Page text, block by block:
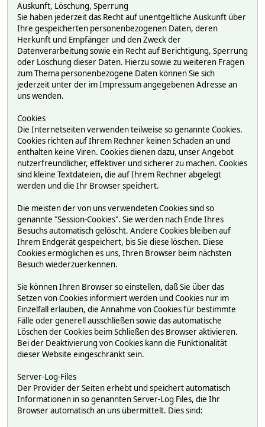
Auskunft, Löschung, Sperrung
Sie haben jederzeit das Recht auf unentgeltliche Auskunft über
Ihre gespeicherten personenbezogenen Daten, deren
Herkunft und Empfänger und den Zweck der
Datenverarbeitung sowie ein Recht auf Berichtigung, Sperrung
oder Löschung dieser Daten. Hierzu sowie zu weiteren Fragen
zum Thema personenbezogene Daten können Sie sich
jederzeit unter der im Impressum angegebenen Adresse an
uns wenden.
Cookies
Die Internetseiten verwenden teilweise so genannte Cookies.
Cookies richten auf Ihrem Rechner keinen Schaden an und
enthalten keine Viren. Cookies dienen dazu, unser Angebot
nutzerfreundlicher, effektiver und sicherer zu machen. Cookies
sind kleine Textdateien, die auf Ihrem Rechner abgelegt
werden und die Ihr Browser speichert.
Die meisten der von uns verwendeten Cookies sind so
genannte "Session-Cookies". Sie werden nach Ende Ihres
Besuchs automatisch gelöscht. Andere Cookies bleiben auf
Ihrem Endgerät gespeichert, bis Sie diese löschen. Diese
Cookies ermöglichen es uns, Ihren Browser beim nächsten
Besuch wiederzuerkennen.
Sie können Ihren Browser so einstellen, daß Sie über das
Setzen von Cookies informiert werden und Cookies nur im
Einzelfall erlauben, die Annahme von Cookies für bestimmte
Fälle oder generell ausschließen sowie das automatische
Löschen der Cookies beim Schließen des Browser aktivieren.
Bei der Deaktivierung von Cookies kann die Funktionalität
dieser Website eingeschränkt sein.
Server-Log-Files
Der Provider der Seiten erhebt und speichert automatisch
Informationen in so genannten Server-Log Files, die Ihr
Browser automatisch an uns übermittelt. Dies sind: